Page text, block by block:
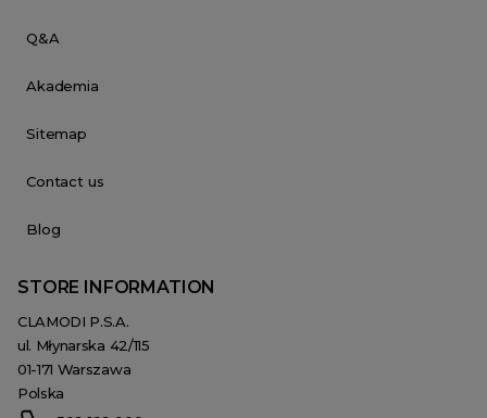
Q&A
Akademia
Sitemap
Contact us
Blog
STORE INFORMATION
CLAMODI P.S.A.
ul. Młynarska 42/115
01-171 Warszawa
Polska